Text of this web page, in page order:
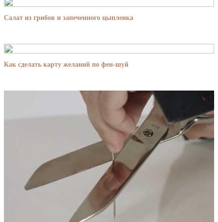
Салат из грибов и запеченного цыпленка
Как сделать карту желаний по фен-шуй